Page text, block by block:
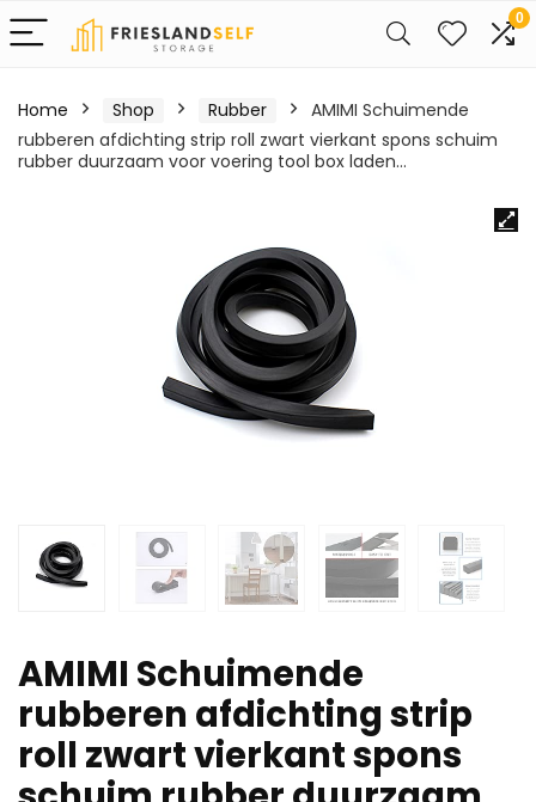
0
Home Shop Rubber
AMIMI Schuimende
rubberen afdichting strip roll zwart vierkant spons schuim
rubber duurzaam voor voering tool box laden…
AMIMI Schuimende
rubberen afdichting strip
roll zwart vierkant spons